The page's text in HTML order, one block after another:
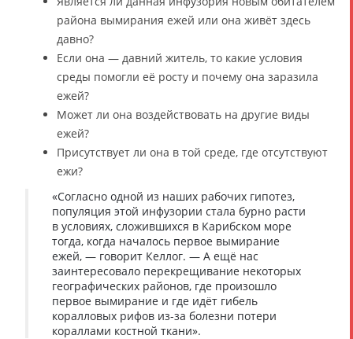
района вымирания ежей или она живёт здесь
давно?
Если она — давний житель, то какие условия
среды помогли её росту и почему она заразила
ежей?
Может ли она воздействовать на другие виды
ежей?
Присутствует ли она в той среде, где отсутствуют
ежи?
«Согласно одной из наших рабочих гипотез,
популяция этой инфузории стала бурно расти
в условиях, сложившихся в Карибском море
тогда, когда началось первое вымирание
ежей, — говорит Келлог. — А ещё нас
заинтересовало перекрещивание некоторых
географических районов, где произошло
первое вымирание и где идёт гибель
коралловых рифов из-за болезни потери
кораллами костной ткани».